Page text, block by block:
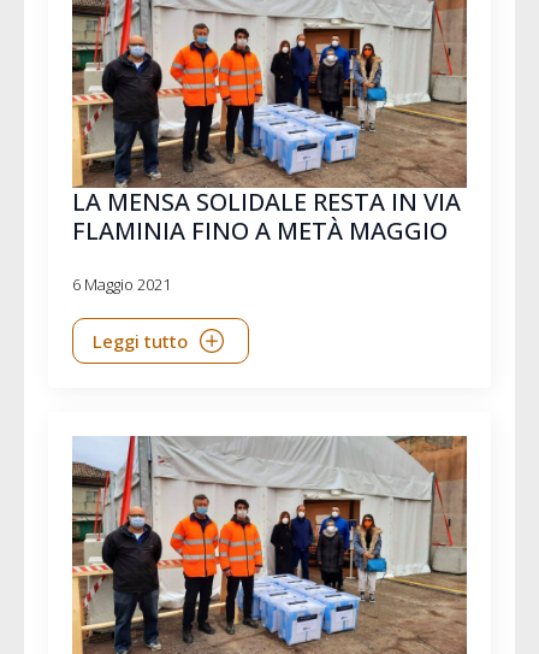
LA MENSA SOLIDALE RESTA IN VIA
FLAMINIA FINO A METÀ MAGGIO
6 Maggio 2021
Leggi tutto